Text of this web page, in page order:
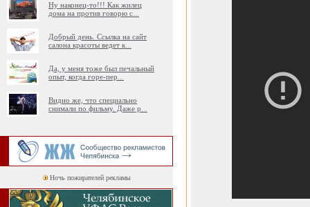
Ну наконец-то!!! Как жилец
дома на против говорю с
Добрый день. Ссылка на сайт
салона красоты ведет к
Да, у меня тоже был печальный
опыт, когда горе-пер
Видно же, что специально
снимали по фильму. Даже р
Ночь пожирателей рекламы